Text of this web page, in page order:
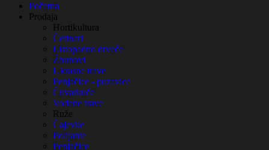
Početna
Prodaja
Hortikultura
Četinari
Listopadno drveće
Žbunovi
Ukrasne trave
Penjačice - puzavice
Čuvarkuće
Vodene trave
Ruže
Čajevke
Polijante
Penjačice